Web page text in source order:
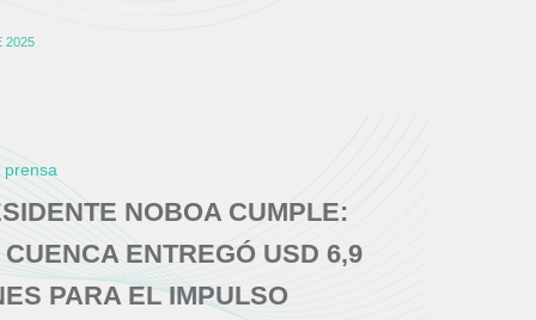
2025
prensa
NOBOA CUMPLE:
ENTREGÓ USD 6,9
PARA EL IMPULSO